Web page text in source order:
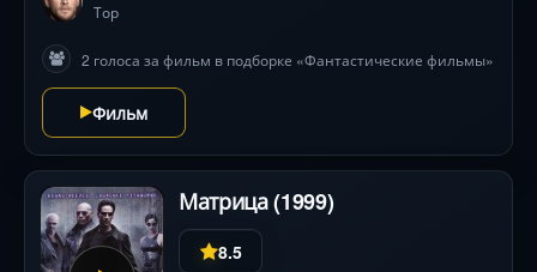
Тор
2 голоса за фильм в подборке «Фантастические фильмы»
Фильм
Матрица (1999)
8.5